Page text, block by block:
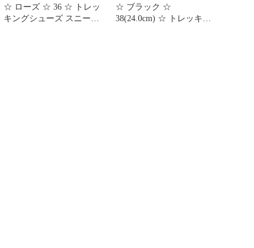
☆ ローズ ☆ 36 ☆ トレッ
キングシューズ スニーカ
☆ ブラック ☆
38(24.0cm) ☆ トレッキン